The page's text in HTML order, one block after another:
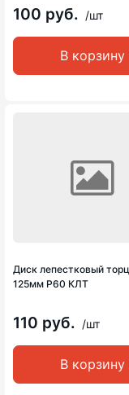
100 руб. /шт
В корзину
Диск лепестковый
125мм Р60 КЛТ
110 руб. /шт
В корзину